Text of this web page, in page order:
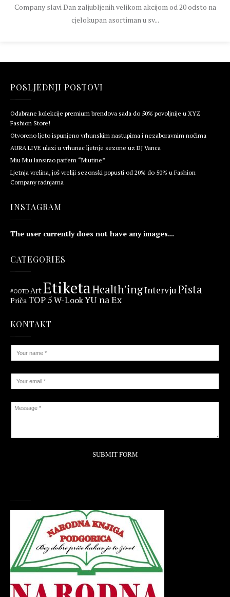
Company slavi Dan zaljubljenih velikom akcijom od 20 odsto na
cjelokupan asortiman u sv...
POSLJEDNJI POSTOVI
Odabrane kolekcije premium brendova sada do 50% povoljnije u XYZ
Fashion Store!
Otvoreno ljeto ispunjeno vrhunskim nastupima i nezaboravnim noćima
AURA LIVE ulazi u vrhunac ljetnje sezone uz DJ Vanca
Miu Miu lansirao parfem “Miutine”
Ljetnja vrelina, još vreliji sezonski popusti od 20% do 50% u Fashion
Company radnjama
INSTAGRAM
The user currently does not have any images...
CATEGORIES
#OOTD ArtEtiketaHealth'ingIntervjuPista
Priča TOP 5W-LookYU na Ex
KONTAKT